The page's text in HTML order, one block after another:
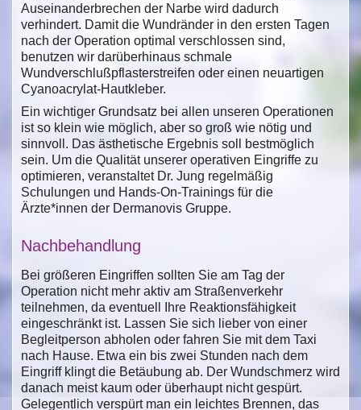
Auseinanderbrechen der Narbe wird dadurch
verhindert. Damit die Wundränder in den ersten Tagen
nach der Operation optimal verschlossen sind,
benutzen wir darüberhinaus schmale
Wundverschlußpflasterstreifen oder einen neuartigen
Cyanoacrylat-Hautkleber.
Ein wichtiger Grundsatz bei allen unseren Operationen
ist so klein wie möglich, aber so groß wie nötig und
sinnvoll. Das ästhetische Ergebnis soll bestmöglich
sein. Um die Qualität unserer operativen Eingriffe zu
optimieren, veranstaltet Dr. Jung regelmäßig
Schulungen und Hands-On-Trainings für die
Ärzte*innen der Dermanovis Gruppe.
Nachbehandlung
Bei größeren Eingriffen sollten Sie am Tag der
Operation nicht mehr aktiv am Straßenverkehr
teilnehmen, da eventuell Ihre Reaktionsfähigkeit
eingeschränkt ist. Lassen Sie sich lieber von einer
Begleitperson abholen oder fahren Sie mit dem Taxi
nach Hause. Etwa ein bis zwei Stunden nach dem
Eingriff klingt die Betäubung ab. Der Wundschmerz wird
danach meist kaum oder überhaupt nicht gespürt.
Gelegentlich verspürt man ein leichtes Brennen, das